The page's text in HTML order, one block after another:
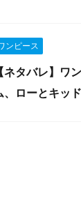
ンピース
【ネタバレ】ワ
、ローとキッ